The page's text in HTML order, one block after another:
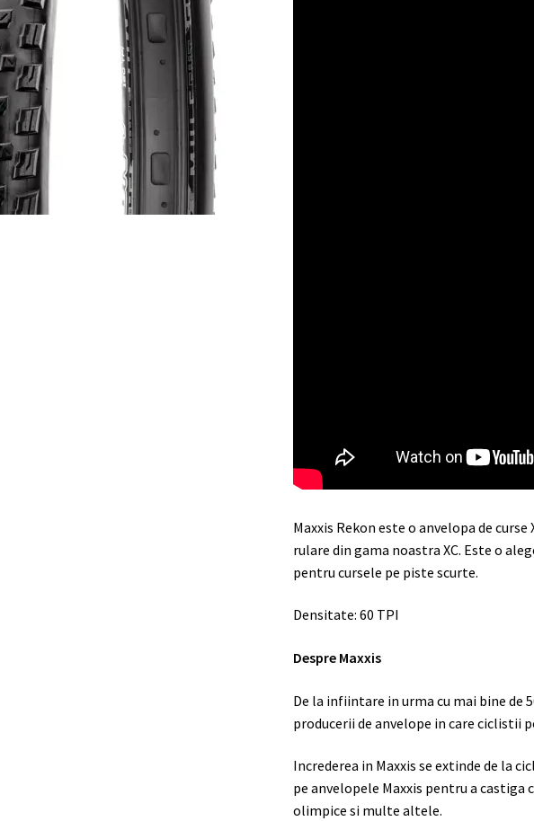
Maxxis Rekon este o anvelopa de
rulare din gama noastra XC. Este o
pentru cursele pe piste scurte.
Densitate: 60 TPI
Despre Maxxis
De la infiintare in urma cu mai bine de
producerii de anvelope in care ciclistii
Increderea in Maxxis se extinde de la
pe anvelopele Maxxis pentru a
olimpice si multe altele.